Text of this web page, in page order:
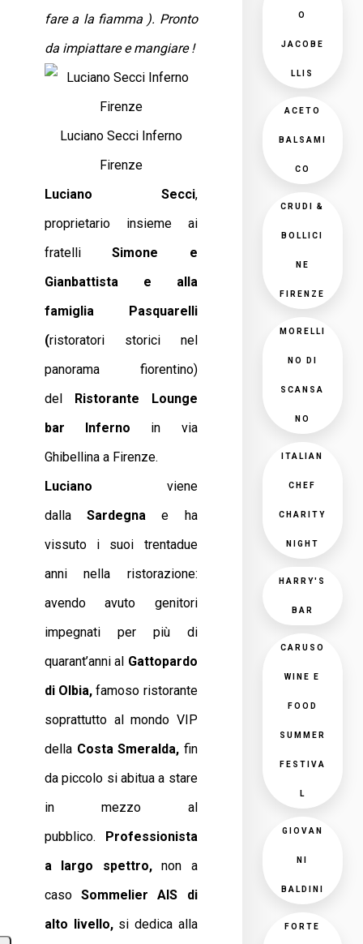
fare a la fiamma ). Pronto
da impiattare e mangiare !
Luciano Secci Inferno
Firenze
Luciano Secci,
proprietario insieme ai
fratelliSimone e
Gianbattista e alla
famiglia Pasquarelli
(ristoratori storici nel
panorama fiorentino)
del Ristorante Lounge
bar Inferno in via
Ghibellina a Firenze.
Luciano viene
dallaSardegna e ha
vissuto i suoi trentadue
anni nella ristorazione:
avendo avuto genitori
impegnati per più di
quarant’anni al Gattopardo
di Olbia, famoso ristorante
soprattutto al mondo VIP
della Costa Smeralda, fin
da piccolo si abitua a stare
in mezzo al
pubblico. Professionista
a largo spettro,non a
casoSommelier AIS di
alto livello,si dedica alla
O
JACOBE
LLIS
ACETO
BALSAMI
CO
CRUDI &
BOLLICI
NE
FIRENZE
MORELLI
NO DI
SCANSA
NO
ITALIAN
CHEF
CHARITY
NIGHT
HARRY'S
BAR
CARUSO
WINE E
FOOD
SUMMER
FESTIVA
L
GIOVAN
NI
BALDINI
FORTE